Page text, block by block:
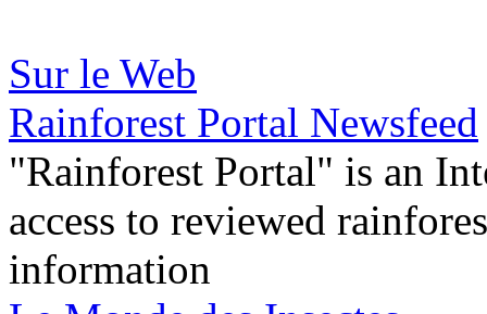
Sur le Web
Rainforest Portal Newsfeed
"Rainforest Portal" is an
access to reviewed
information